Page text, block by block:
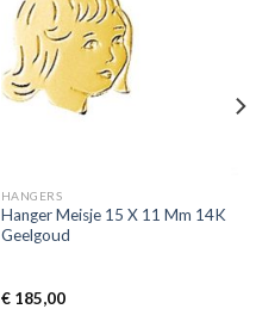
HANGERS
Hanger Meisje 15 X 11 Mm 14K
Geelgoud
€185,00